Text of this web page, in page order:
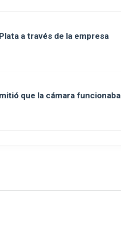
a través de la empresa
que la cámara funcionaba